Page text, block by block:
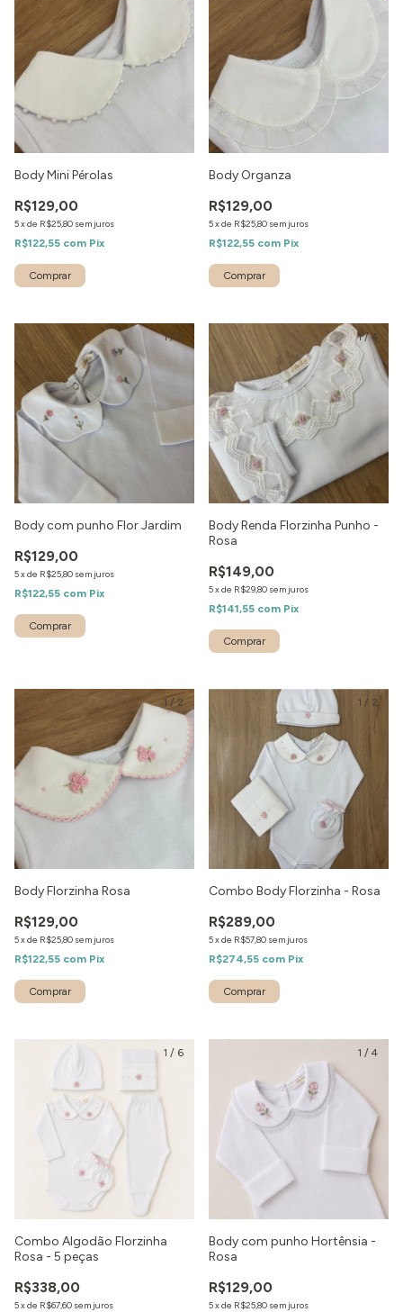
Body Mini Pérolas
R$129,00
5xde R$25,80 sem juros
R$122,55 com Pix
Body Organza
R$129,00
5xde R$25,80 sem juros
R$122,55 com Pix
1/ 2
Body com punho Flor Jardim
R$129,00
5xde R$25,80 sem juros
R$122,55 com Pix
1/4
Body Renda Florzinha Punho -
Rosa
R$149,00
5xde R$29,80 sem juros
R$141,55 com Pix
1 / 2
Body Florzinha Rosa
R$129,00
5xde R$25,80 sem juros
R$122,55 com Pix
1 / 2
Combo Body Florzinha - Rosa
R$289,00
5xde R$57,80 sem juros
R$274,55 com Pix
1 / 6
Combo Algodão Florzinha
Rosa - 5 peças
R$338,00
5xde R$67,60 sem juros
1 / 4
Body com punho Hortênsia -
Rosa
R$129,00
5xde R$25,80 sem juros